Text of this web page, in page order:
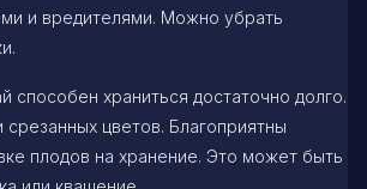
и вредителями. Можно убрать
способен храниться достаточно долго.
цветов. Благоприятны
плодов на хранение. Это может быть